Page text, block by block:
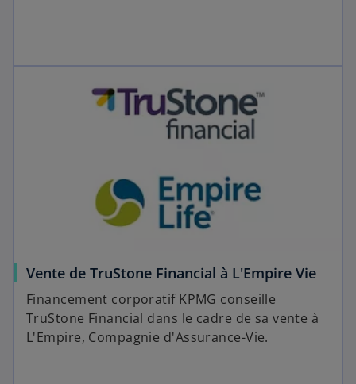
Vente de TruStone Financial à L'Empire Vie
Financement corporatif KPMG conseille
TruStone Financial dans le cadre de sa vente à
L'Empire, Compagnie d'Assurance-Vie.